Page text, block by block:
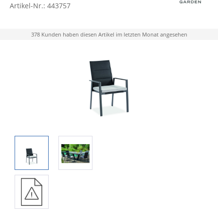
Artikel-Nr.: 443757
378 Kunden haben diesen Artikel im letzten Monat angesehen